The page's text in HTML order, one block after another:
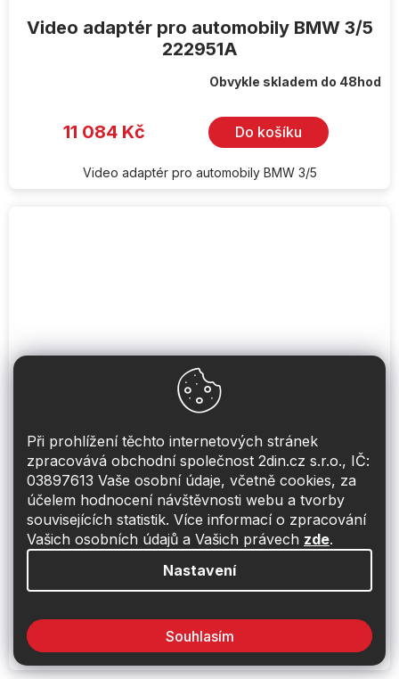
Při prohlížení těchto internetových stránek
zpracovává obchodní společnost 2din.cz s.r.o., IČ:
03897613 Vaše osobní údaje, včetně cookies, za
účelem hodnocení návštěvnosti webu a tvorby
souvisejících statistik. Více informací o zpracování
Vašich osobních údajů a Vašich právech zde.
Nastavení
Souhlasím
Video adaptér pro automobily BMW 3/5
222951A
Obvykle skladem do 48hod
11 084 Kč Do košíku
Video adaptér pro automobily BMW 3/5
Video adaptér pro automobily BMW
3/5/6 222951
Obvykle skladem do 48hod
Video adaptér pro automobily BMW 3/5/6